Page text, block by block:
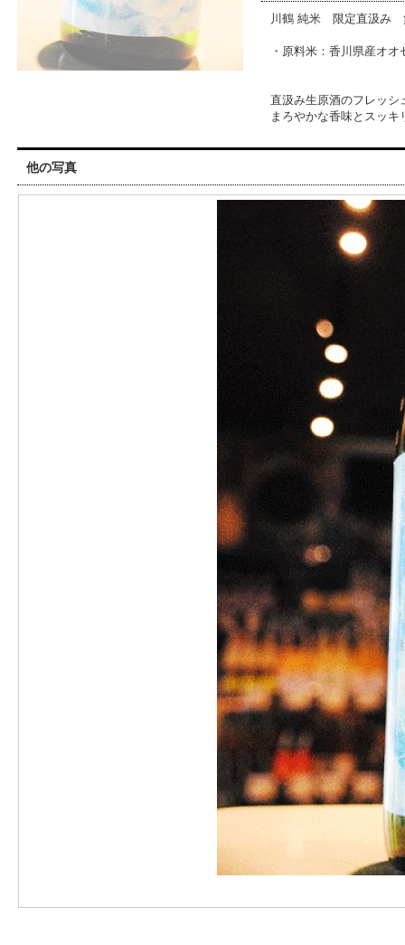
川鶴 純米 限定直汲み
・原料米：香川県産オ
直汲み生原酒のフレッシ
まろやかな香味とスッ
他の写真